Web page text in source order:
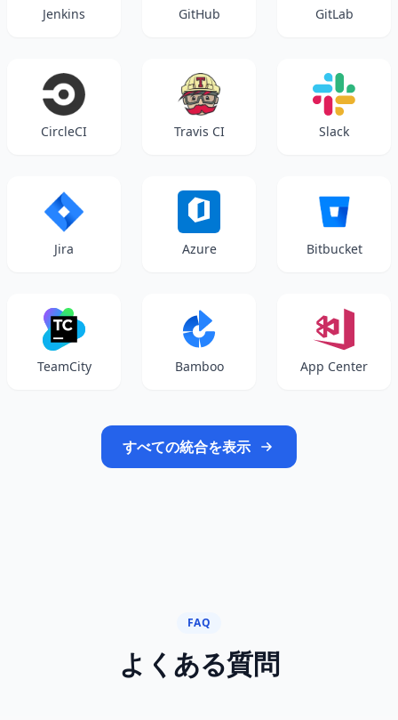
Jenkins GitHub GitLab
CircleCI Travis CI Slack
Jira Azure Bitbucket
TeamCity Bamboo App Center
すべての統合を表示
FAQ
よくある質問